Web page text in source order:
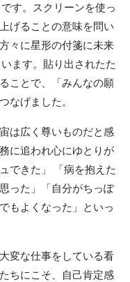
す。スクリーンを使っ
げることの意味を問い
々に星形の付箋に未来
ます。貼り出されたた
ことで、「みんなの願
なげました。
は広く尊いものだと感
に追われ心にゆとりが
できた」 「病を抱えた
った」「自分がちっぽ
もよくなった」といっ
変な仕事をしている看
ちにこそ、自己肯定感